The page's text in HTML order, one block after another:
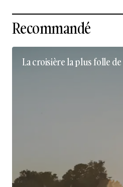
Recommandé
La croisière la plus folle de